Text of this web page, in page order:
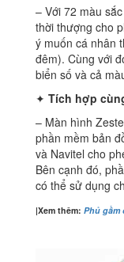
– Với 72 màu
thời thượng cho
ý muốn cá nhân
đêm). Cùng với
biển số và cả
✦ Tích hợp
– Màn hình
phần mềm bản
và Navitel cho
Bên cạnh đó,
có thể sử dụng
|Xem thêm: Phủ gầm